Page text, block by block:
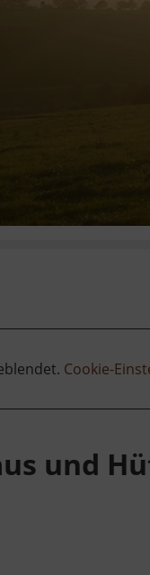
Cookie-
und